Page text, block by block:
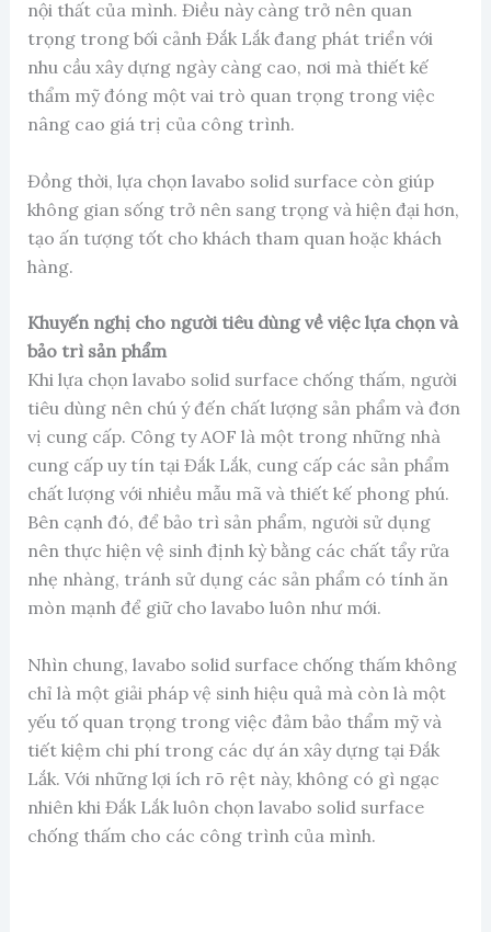
nội thất của mình. Điều này càng trở nên quan
trọng trong bối cảnh Đắk Lắk đang phát triển với
nhu cầu xây dựng ngày càng cao, nơi mà thiết kế
thẩm mỹ đóng một vai trò quan trọng trong việc
nâng cao giá trị của công trình.
Đồng thời, lựa chọn lavabo solid surface còn giúp
không gian sống trở nên sang trọng và hiện đại hơn,
tạo ấn tượng tốt cho khách tham quan hoặc khách
hàng.
Khuyến nghị cho người tiêu dùng về việc lựa chọn và
bảo trì sản phẩm
Khi lựa chọn lavabo solid surface chống thấm, người
tiêu dùng nên chú ý đến chất lượng sản phẩm và đơn
vị cung cấp. Công ty AOF là một trong những nhà
cung cấp uy tín tại Đắk Lắk, cung cấp các sản phẩm
chất lượng với nhiều mẫu mã và thiết kế phong phú.
Bên cạnh đó, để bảo trì sản phẩm, người sử dụng
nên thực hiện vệ sinh định kỳ bằng các chất tẩy rửa
nhẹ nhàng, tránh sử dụng các sản phẩm có tính ăn
mòn mạnh để giữ cho lavabo luôn như mới.
Nhìn chung, lavabo solid surface chống thấm không
chỉ là một giải pháp vệ sinh hiệu quả mà còn là một
yếu tố quan trọng trong việc đảm bảo thẩm mỹ và
tiết kiệm chi phí trong các dự án xây dựng tại Đắk
Lắk. Với những lợi ích rõ rệt này, không có gì ngạc
nhiên khi Đắk Lắk luôn chọn lavabo solid surface
chống thấm cho các công trình của mình.